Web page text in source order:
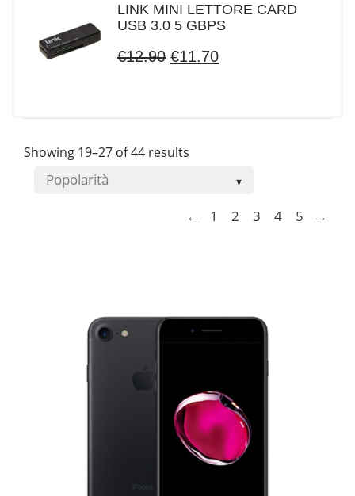
LINK MINI LETTORE CARD
USB 3.0 5 GBPS
€12.90 Il
€11.70Il
Showing 19–27 of 44 results
← 1 2 3 4 5 →